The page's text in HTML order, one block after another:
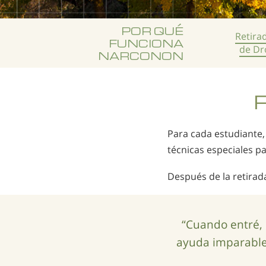
POR QUÉ
FUNCIONA
NARCONON
de
Para cada
técnicas especiales
Después de la
“Cuando
ayuda